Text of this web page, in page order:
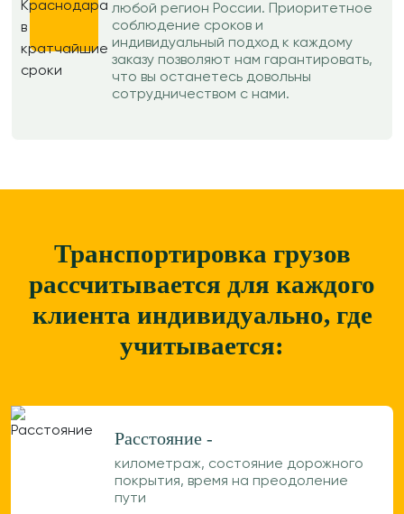
любой регион России. Приоритетное
соблюдение сроков и
индивидуальный подход к каждому
заказу позволяют нам гарантировать,
что вы останетесь довольны
сотрудничеством с нами.
Транспортировка грузов
рассчитывается для каждого
клиента индивидуально, где
учитывается:
Расстояние -
километраж, состояние дорожного
покрытия, время на преодоление
пути